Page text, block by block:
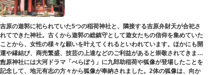
く幸せを招く女性の象徴という事から長年親しまれる縁起物です。
ご祭神としては天日鷲命（あめのひわしのみこと）と日本武尊（やまとたけ
るのみこと）の他、浅草名所七福神のひとつとしても知られ、寿老人が祀ら
れています。
吉原の遊郭に祀られていた5つの稲荷神社と、隣接する吉原弁財天が合祀さ
れてできた神社。古くから遊郭の総鎮守として遊女たちの信仰を集めていた
ことから、女性の様々な願いを叶えてくれるといわれています。ほかにも開
運や縁結び、商売繁盛、技芸の上達などのご利益があると崇敬されてきまし
た。
吉原神社には大河ドラマ「べらぼう」に九郎助稲荷や狐像が登場したことを
記念して、地元有志の方々から狐像が奉納されました。2体の狐像は、向か